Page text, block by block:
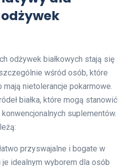
odżywek białkowych stają się
wśród osób, które
nietolerancje pokarmowe.
białka, które mogą stanowić
suplementów.
przyswajalne i bogate w
idealnym wyborem dla osób